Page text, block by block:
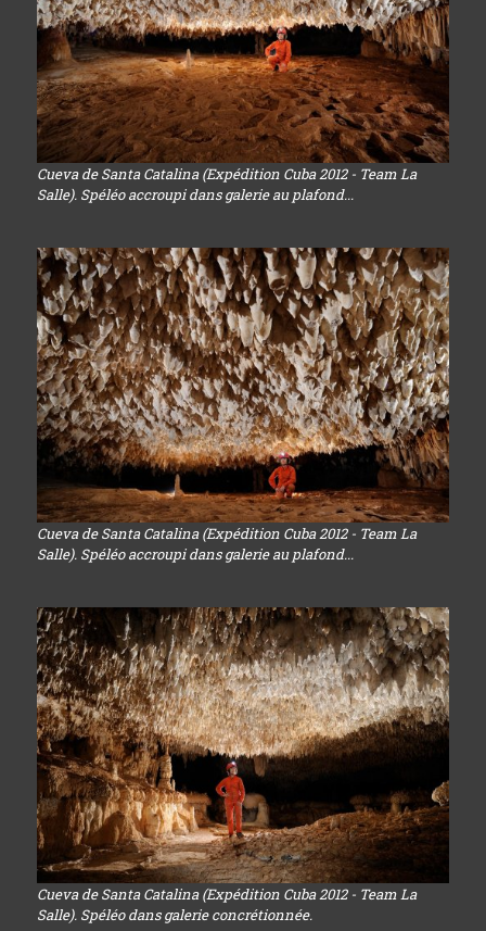
Cueva de Santa Catalina (Expédition Cuba 2012 - Team La
Salle). Spéléo accroupi dans galerie au plafond...
Cueva de Santa Catalina (Expédition Cuba 2012 - Team La
Salle). Spéléo accroupi dans galerie au plafond...
Cueva de Santa Catalina (Expédition Cuba 2012 - Team La
Salle). Spéléo dans galerie concrétionnée.